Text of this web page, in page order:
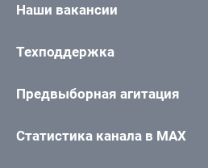
Наши вакансии
Техподдержка
Предвыборная агитация
Статистика канала в MAX